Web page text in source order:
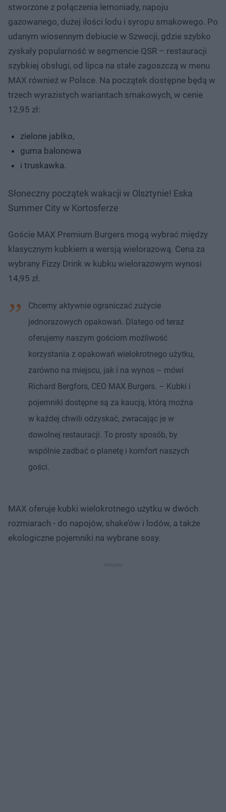
stworzone z połączenia lemoniady, napoju
gazowanego, dużej ilości lodu i syropu smakowego. Po
udanym wiosennym debiucie w Szwecji, gdzie szybko
zyskały popularność w segmencie QSR – restauracji
szybkiej obsługi, od lipca na stałe zagoszczą w menu
MAX również w Polsce. Na początek dostępne będą w
trzech wyrazistych wariantach smakowych, w cenie
12,95 zł:
zielone jabłko,
guma balonowa
i truskawka.
Słoneczny początek wakacji w Olsztynie! Eska
Summer City w Kortosferze
Goście MAX Premium Burgers mogą wybrać między
klasycznym kubkiem a wersją wielorazową. Cena za
wybrany Fizzy Drink w kubku wielorazowym wynosi
14,95 zł.
Chcemy aktywnie ograniczać zużycie
jednorazowych opakowań. Dlatego od teraz
oferujemy naszym gościom możliwość
korzystania z opakowań wielokrotnego użytku,
zarówno na miejscu, jak i na wynos – mówi
Richard Bergfors, CEO MAX Burgers. – Kubki i
pojemniki dostępne są za kaucją, którą można
w każdej chwili odzyskać, zwracając je w
dowolnej restauracji. To prosty sposób, by
wspólnie zadbać o planetę i komfort naszych
gości.
MAX oferuje kubki wielokrotnego użytku w dwóch
rozmiarach - do napojów, shake’ów i lodów, a także
ekologiczne pojemniki na wybrane sosy.